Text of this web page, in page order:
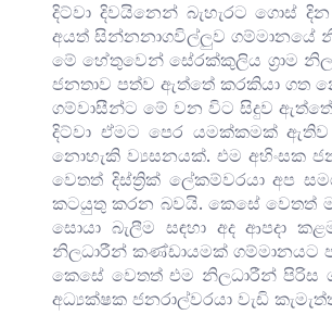
දිට්වා දිවයිනෙන් බැහැරට ගොස්
අයත් සින්නනාගවිල්ලුව ගම්මානයේ
මේ හේතුවෙන් සේරක්කුලිය ග්‍රාම
ජනතාව පත්ව ඇත්තේ කරකියා ගත
ගම්වාසීන්ට මේ වන විට සිදුව
දිට්වා ඒමට පෙර යමක්කමක්
නොහැකි ව්‍යසනයක්. එම අහිංසක
වෙතත් දිස්ත්‍රික් ලේකම්වරයා අප
කටයුතු කරන බවයි. කෙසේ වෙතත්
සොයා බැලීම සඳහා අද ආපදා
නිලධාරීන් කණ්ඩායමක් ගම්මානයට
කෙසේ වෙතත් එම නිලධාරීන් පිරිස
අධ්‍යක්ෂක ජනරාල්වරයා වැඩි